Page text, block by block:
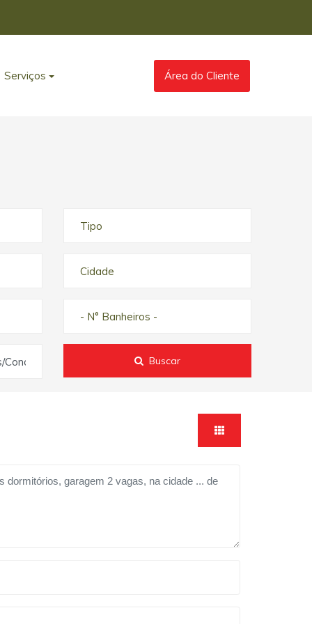
Serviços Área do Cliente
Tipo
Cidade
- N° Banheiros -
Buscar